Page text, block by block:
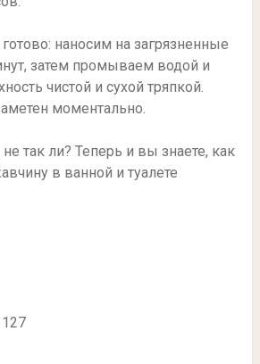
наносим на загрязненные
затем промываем водой и
чистой и сухой тряпкой.
моментально.
так ли? Теперь и вы знаете, как
в ванной и туалете